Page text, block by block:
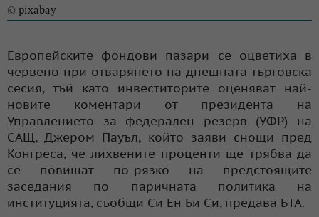
© pixabay
Европейските фондови пазари се оцветиха в
червено при отварянето на днешната търговска
сесия, тъй като инвеститорите оценяват най-
новите коментари от президента на
Управлението за федерален резерв (УФР) на
САЩ, Джером Пауъл, който заяви снощи пред
Конгреса, че лихвените проценти ще трябва да
се повишат по-рязко на предстоящите
заседания по паричната политика на
институцията, съобщи Си Ен Би Си, предава БТА.